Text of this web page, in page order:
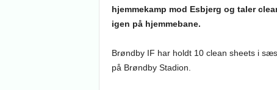
hjemmekamp mod Esbjerg og taler
igen på hjemmebane.
Brøndby IF har holdt 10 clean sheets i
på Brøndby Stadion.